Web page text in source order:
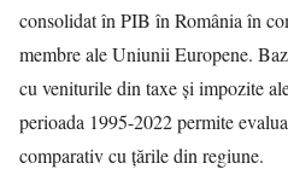
consolidat în PIB în România în
membre ale Uniunii Europene.
cu veniturile din taxe şi impozite
perioada 1995-2022 permite
comparativ cu ţările din regiune.